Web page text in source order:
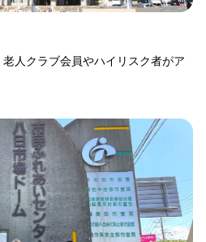
人クラブ会員やハイリスク者がア